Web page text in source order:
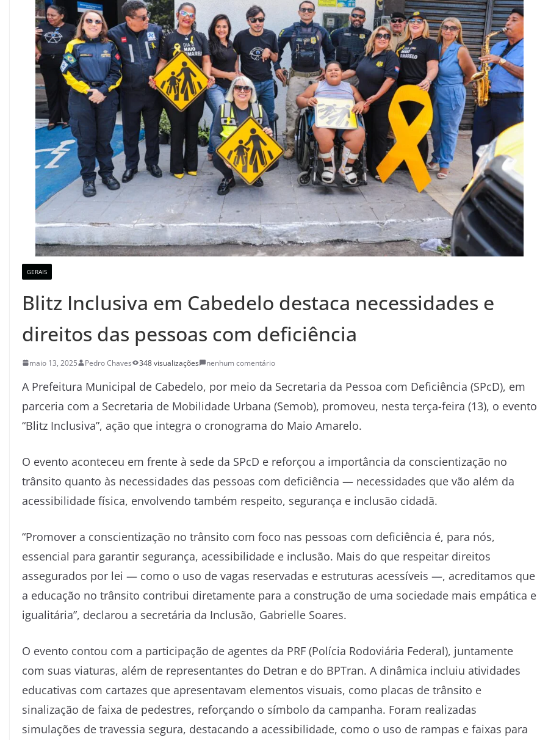
GERAIS
Blitz Inclusiva em Cabedelo destaca necessidades e
direitos das pessoas com deficiência
maio 13, 2025 Pedro Chaves 348 visualizações nenhum comentário
A Prefeitura Municipal de Cabedelo, por meio da Secretaria da Pessoa com Deficiência (SPcD), em
parceria com a Secretaria de Mobilidade Urbana (Semob), promoveu, nesta terça-feira (13), o evento
“Blitz Inclusiva”, ação que integra o cronograma do Maio Amarelo.
O evento aconteceu em frente à sede da SPcD e reforçou a importância da conscientização no
trânsito quanto às necessidades das pessoas com deficiência — necessidades que vão além da
acessibilidade física, envolvendo também respeito, segurança e inclusão cidadã.
“Promover a conscientização no trânsito com foco nas pessoas com deficiência é, para nós,
essencial para garantir segurança, acessibilidade e inclusão. Mais do que respeitar direitos
assegurados por lei — como o uso de vagas reservadas e estruturas acessíveis —, acreditamos que
a educação no trânsito contribui diretamente para a construção de uma sociedade mais empática e
igualitária”, declarou a secretária da Inclusão, Gabrielle Soares.
O evento contou com a participação de agentes da PRF (Polícia Rodoviária Federal), juntamente
com suas viaturas, além de representantes do Detran e do BPTran. A dinâmica incluiu atividades
educativas com cartazes que apresentavam elementos visuais, como placas de trânsito e
sinalização de faixa de pedestres, reforçando o símbolo da campanha. Foram realizadas
simulações de travessia segura, destacando a acessibilidade, como o uso de rampas e faixas para